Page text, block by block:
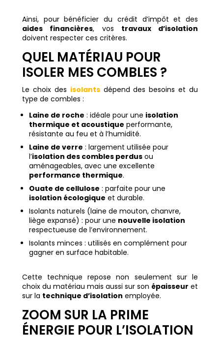
Ainsi, pour bénéficier du crédit d’impôt et des
aides financières, vos travaux d’isolation
doivent respecter ces critères.
QUEL MATÉRIAU POUR
ISOLER MES COMBLES ?
Le choix des isolantsdépend des besoins et du
type de combles :
Laine de roche : idéale pour une isolation
thermique et acoustique performante,
résistante au feu et à l’humidité.
Laine de verre : largement utilisée pour
l’isolation des combles perdusou
aménageables, avec une excellente
performance thermique.
Ouate de cellulose : parfaite pour une
isolation écologique et durable.
Isolants naturels (laine de mouton, chanvre,
liège expansé) : pour une nouvelle isolation
respectueuse de l’environnement.
Isolants minces : utilisés en complément pour
gagner en surface habitable.
Cette technique repose non seulement sur le
choix du matériau mais aussi sur son épaisseur et
sur la technique d’isolation employée.
ZOOM SUR LA PRIME
ÉNERGIE POUR L’ISOLATION